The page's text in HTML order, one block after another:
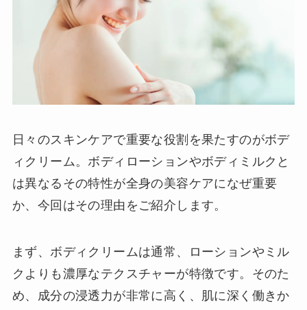
日々のスキンケアで重要な役割を果たすのがボデ
ィクリーム。ボディローションやボディミルクと
は異なるその特性が全身の美容ケアになぜ重要
か、今回はその理由をご紹介します。
まず、ボディクリームは通常、ローションやミル
クよりも濃厚なテクスチャーが特徴です。そのた
め、成分の浸透力が非常に高く、肌に深く働きか